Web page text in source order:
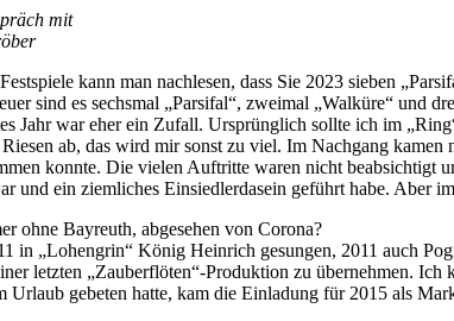
mit
kann man nach­le­sen, dass Sie 2023 sie­ben
sind es sechs­mal „Par­si­fal“, zwei­mal „Wal­kü­re“
Jahr war eher ein Zu­fall. Ur­sprüng­lich soll­te ich im
ab, das wird mir sonst zu viel. Im Nach­gang
konn­te. Die vie­len Auf­trit­te wa­ren nicht be­ab­sich­tigt
ein ziem­li­ches Ein­sied­ler­da­sein ge­führt habe. Aber
ohne Bay­reuth, ab­ge­se­hen von Corona?
in „Lo­hen­grin“ Kö­nig Hein­rich ge­sun­gen, 2011 auch
letz­ten „Zauberflöten“-Produktion zu über­neh­men.
Ur­laub ge­be­ten hat­te, kam die Ein­la­dung für 2015 als